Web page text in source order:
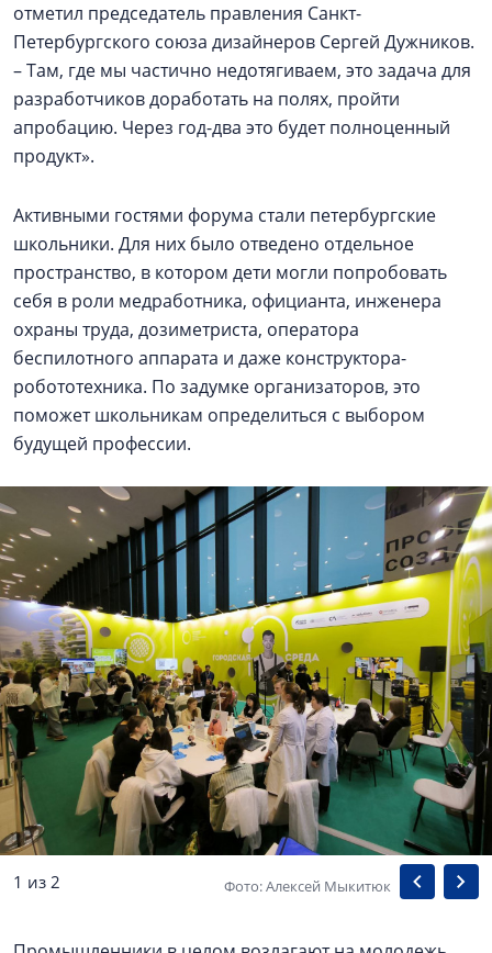
отметил председатель правления Санкт-
Петербургского союза дизайнеров Сергей Дужников.
– Там, где мы частично недотягиваем, это задача для
разработчиков доработать на полях, пройти
апробацию. Через год-два это будет полноценный
продукт».
Активными гостями форума стали петербургские
школьники. Для них было отведено отдельное
пространство, в котором дети могли попробовать
себя в роли медработника, официанта, инженера
охраны труда, дозиметриста, оператора
беспилотного аппарата и даже конструктора-
робототехника. По задумке организаторов, это
поможет школьникам определиться с выбором
будущей профессии.
1 из 2 Фото: Алексей Мыкитюк